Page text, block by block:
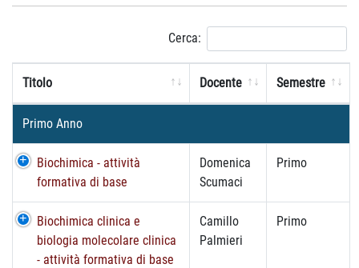
Cerca:
Titolo Docente Semestre
Primo Anno
Biochimica - attività
formativa di base
Domenica
Scumaci
Primo
Biochimica clinica e
biologia molecolare clinica
- attività formativa di base
Camillo
Palmieri
Primo